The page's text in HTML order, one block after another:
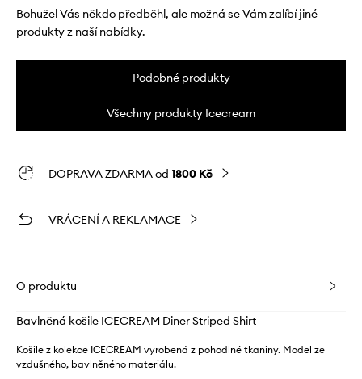
Bohužel Vás někdo předběhl, ale možná se Vám zalíbí jiné
produkty z naší nabídky.
Podobné produkty
Všechny produkty Icecream
DOPRAVA ZDARMA od 1800 Kč
VRÁCENÍ A REKLAMACE
O produktu
Bavlněná košile ICECREAM Diner Striped Shirt
Košile z kolekce ICECREAM vyrobená z pohodlné tkaniny. Model ze
vzdušného, ​​bavlněného materiálu.